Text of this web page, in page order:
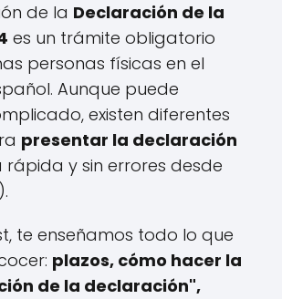
de la Declaración de la
es un trámite obligatorio
personas físicas en el
Aunque puede
existen diferentes
presentar la declaración
y sin errores desde
te enseñamos todo lo que
plazos, cómo hacer la
de la declaración",